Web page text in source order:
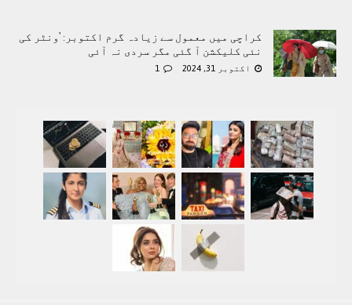
کراچی میں معمول سے زیادہ گرم اکتوبر: ’ونٹر کی
نئی کلیکشن آ گئی مگر سردی نہ آئی
اکتوبر 31, 2024 1